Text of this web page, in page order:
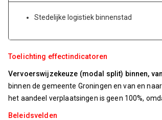
Stedelijke logistiek binnenstad
Toelichting effectindicatoren
Vervoerswijzekeuze (modal split) binnen,
binnen de gemeente Groningen en van en
het aandeel verplaatsingen is geen 100%,
Beleidsvelden